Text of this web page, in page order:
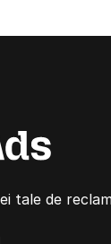
tale de